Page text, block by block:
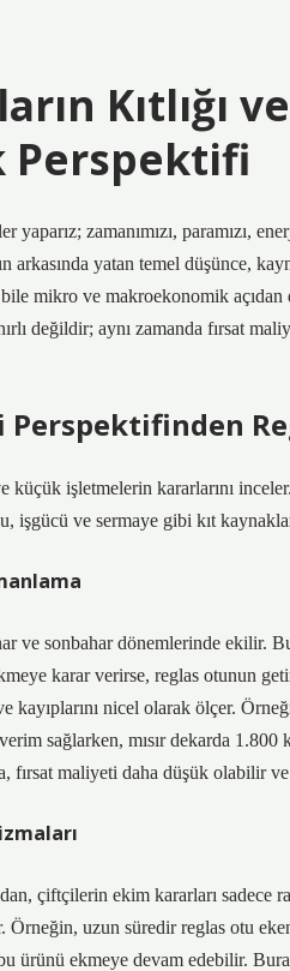
Kıtlığı
Perspektifi
yaparız; zamanımızı, paramızı,
yatan temel düşünce,
mikro ve makroekonomik
değildir; aynı zamanda fırsat
işletmelerin kararlarını
işgücü ve sermaye gibi kıt
ve sonbahar dönemlerinde ekilir.
karar verirse, reglas otunun
kayıplarını nicel olarak ölçer.
sağlarken, mısır dekarda
fırsat maliyeti daha düşük olabilir
çiftçilerin ekim kararları sadece
Örneğin, uzun süredir reglas otu
ürünü ekmeye devam edebilir.